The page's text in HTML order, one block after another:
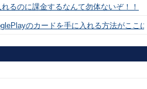
るのに課金するなんて勿体ないぞ！！
のカードを手に入れる方法がここ